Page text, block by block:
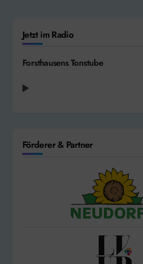
Jetzt im Radio
Forsthausens Tonstube
Förderer & Partner